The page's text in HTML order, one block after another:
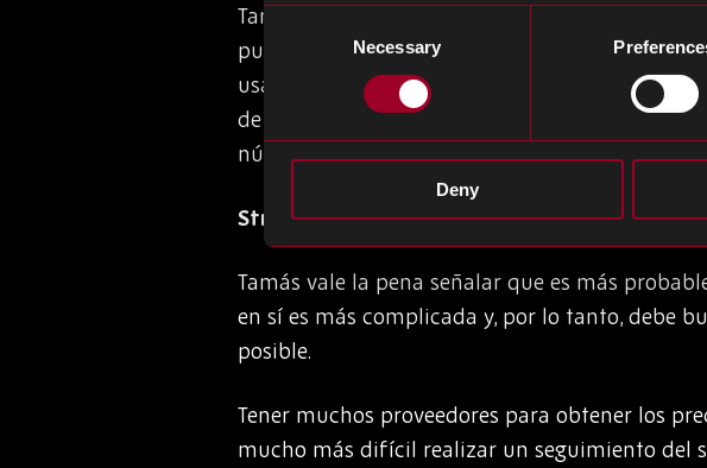
Consent
Necessary
Deny
Tambián puede buscar invertir en nuevas
pueden hacerse cargo de muchas de las
usarse mejor en otras áreas. Estos sistemas
de forma remota, de modo que aún se
número de empleados en el sitio o completar
Streamline su cadena de suministro
Tamás vale la pena señalar que es más
en sí es más complicada y, por lo tanto, debe
posible.
Tener muchos proveedores para obtener los
mucho más difícil realizar un seguimiento del